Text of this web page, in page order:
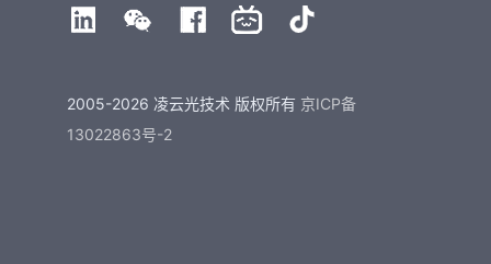
2005-2026 凌云光技术 版权所有 京ICP备
13022863号-2